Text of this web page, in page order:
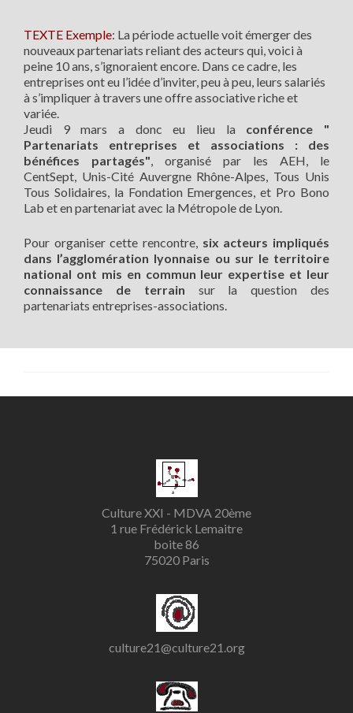
TEXTE Exemple: La période actuelle voit émerger des
nouveaux partenariats reliant des acteurs qui, voici à
peine 10 ans, s’ignoraient encore. Dans ce cadre, les
entreprises ont eu l’idée d’inviter, peu à peu, leurs salariés
à s’impliquer à travers une offre associative riche et
variée.
Jeudi 9 mars a donc eu lieu la conférence "
Partenariats entreprises et associations : des
bénéfices partagés", organisé par les AEH, le
CentSept, Unis-Cité Auvergne Rhône-Alpes, Tous Unis
Tous Solidaires, la Fondation Emergences, et Pro Bono
Lab et en partenariat avec la Métropole de Lyon.
Pour organiser cette rencontre, six acteurs impliqués
dans l’agglomération lyonnaise ou sur le territoire
national ont mis en commun leur expertise et leur
connaissance de terrain sur la question des
partenariats entreprises-associations.
Culture XXI - MDVA 20ème
1 rue Frédérick Lemaitre
boite 86
75020 Paris
culture21@culture21.org